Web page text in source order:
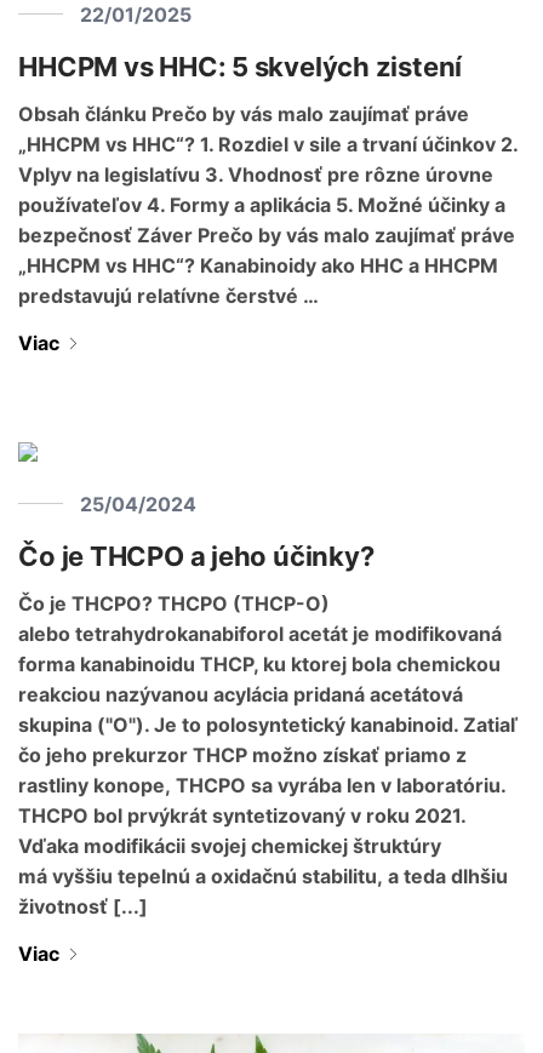
22/01/2025
HHCPM vs HHC: 5 skvelých zistení
Obsah článku Prečo by vás malo zaujímať práve
„HHCPM vs HHC“? 1. Rozdiel v sile a trvaní účinkov 2.
Vplyv na legislatívu 3. Vhodnosť pre rôzne úrovne
používateľov 4. Formy a aplikácia 5. Možné účinky a
bezpečnosť Záver Prečo by vás malo zaujímať práve
„HHCPM vs HHC“? Kanabinoidy ako HHC a HHCPM
predstavujú relatívne čerstvé …
Viac
25/04/2024
Čo je THCPO a jeho účinky?
Čo je THCPO? THCPO (THCP-O)
alebo tetrahydrokanabiforol acetát je modifikovaná
forma kanabinoidu THCP, ku ktorej bola chemickou
reakciou nazývanou acylácia pridaná acetátová
skupina ("O"). Je to polosyntetický kanabinoid. Zatiaľ
čo jeho prekurzor THCP možno získať priamo z
rastliny konope, THCPO sa vyrába len v laboratóriu.
THCPO bol prvýkrát syntetizovaný v roku 2021.
Vďaka modifikácii svojej chemickej štruktúry
má vyššiu tepelnú a oxidačnú stabilitu, a teda dlhšiu
životnosť [...]
Viac